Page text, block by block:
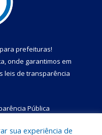
prefeituras!
onde garantimos em
leis de transparência
Pública
sua experiência de